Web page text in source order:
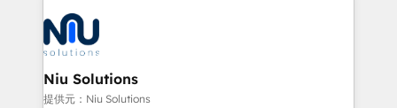
Connect with us to see how we can do better and be
better together 🏆
ERPs, e-commerce, plataformas financieras,
WhatsApp y sistemas logísticos. Nuestro equipo
multicultural trabaja en español, inglés y portugués,
uniendo visión estratégica y excelencia técnica para
generar resultados medibles. Apoyamos a empresas
Niu Solutions
提供元：Niu Solutions